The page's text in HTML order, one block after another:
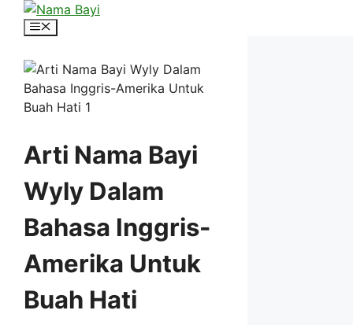
Langsung
Menu
Arti Nama Bayi
Wyly Dalam
Bahasa Inggris-
Amerika Untuk
Buah Hati